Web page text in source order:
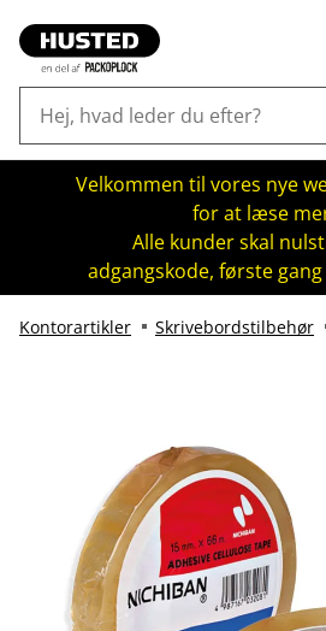
Velkommen til vores nye
for at læse
Alle kunder skal
adgangskode, første
Kontorartikler Skrivebordstilbehør